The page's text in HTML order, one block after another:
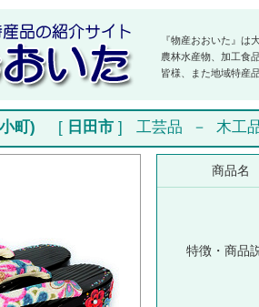
『物産おおいた』は
農林水産物、加工食
皆様、また地域特産
町) [ 日田市 ] 工芸品 － 木工
商品名
特徴・商品